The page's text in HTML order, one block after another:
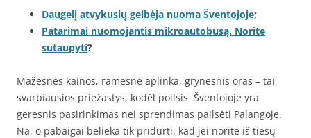
Daugelį atvykusių gelbėja nuoma Šventojoje;
Patarimai nuomojantis mikroautobusą. Norite
sutaupyti?
Mažesnės kainos, ramesnė aplinka, grynesnis oras – tai
svarbiausios priežastys, kodėl poilsis Šventojoje yra
geresnis pasirinkimas nei sprendimas pailsėti Palangoje.
Na, o pabaigai belieka tik pridurti, kad jei norite iš tiesų